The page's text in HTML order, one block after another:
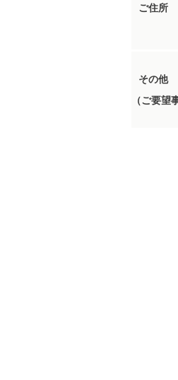
ご住所
その他
（ご要望